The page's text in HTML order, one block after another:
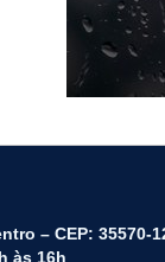
– CEP: 35570-
às 16h